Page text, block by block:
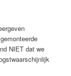
NIET dat we